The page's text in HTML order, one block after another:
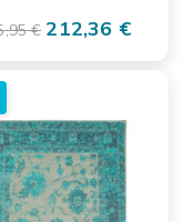
€ 212,36 €